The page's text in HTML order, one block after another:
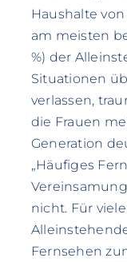
Haushalte
am meisten
%) der
Situationen
verlassen,
die Frauen
Generation
„Häufiges
nicht. Für
Fernsehen